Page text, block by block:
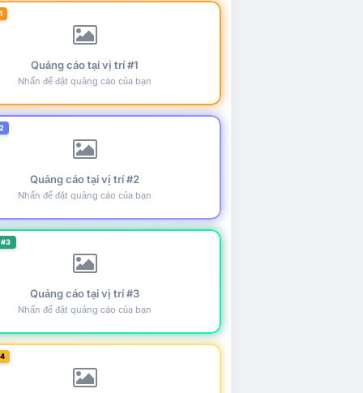
Quảng cáo tại vị trí #1
Nhấn để đặt quảng cáo của bạn
Quảng cáo tại vị trí #2
Nhấn để đặt quảng cáo của bạn
Quảng cáo tại vị trí #3
Nhấn để đặt quảng cáo của bạn